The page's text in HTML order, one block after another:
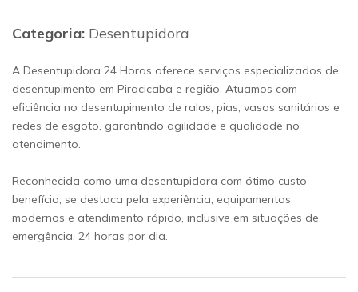
Categoria: Desentupidora
A Desentupidora 24 Horas oferece serviços especializados de
desentupimento em Piracicaba e região. Atuamos com
eficiência no desentupimento de ralos, pias, vasos sanitários e
redes de esgoto, garantindo agilidade e qualidade no
atendimento.
Reconhecida como uma desentupidora com ótimo custo-
benefício, se destaca pela experiência, equipamentos
modernos e atendimento rápido, inclusive em situações de
emergência, 24 horas por dia.